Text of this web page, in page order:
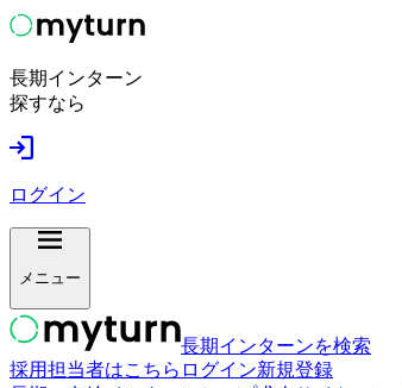
長期インターン
探すなら
ログイン
メニュー
長期インターンを検索
採用担当者はこちら ログイン新規登録